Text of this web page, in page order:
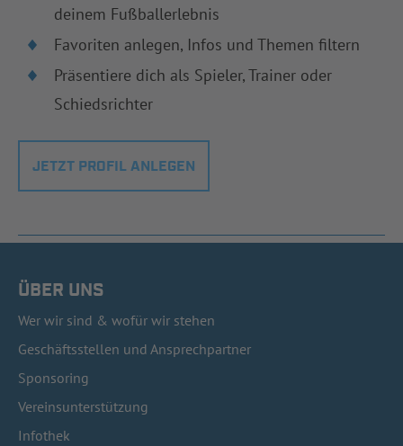
deinem Fußballerlebnis
Favoriten anlegen, Infos und Themen filtern
Präsentiere dich als Spieler, Trainer oder
Schiedsrichter
JETZT PROFIL ANLEGEN
ÜBER UNS
Wer wir sind & wofür wir stehen
Geschäftsstellen und Ansprechpartner
Sponsoring
Vereinsunterstützung
Infothek